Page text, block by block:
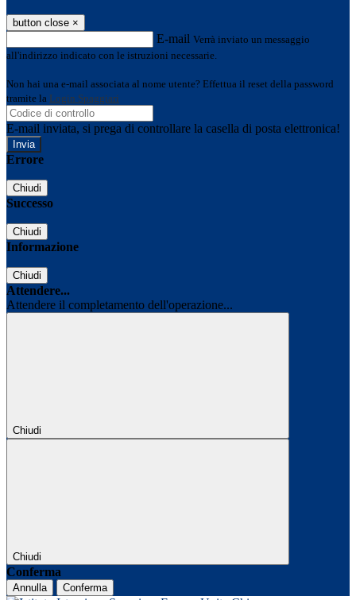
button close ×
E-mail Verrà inviato un messaggio
all'indirizzo indicato con le istruzioni necessarie.
Non hai una e-mail associata al nome utente? Effettua il reset della password
tramite la Login Spaggiari
E-mail inviata, si prega di controllare la casella di posta elettronica!
Errore
Chiudi
Successo
Chiudi
Informazione
Chiudi
Attendere...
Attendere il completamento dell'operazione...
Chiudi
Chiudi
Conferma
Annulla Conferma